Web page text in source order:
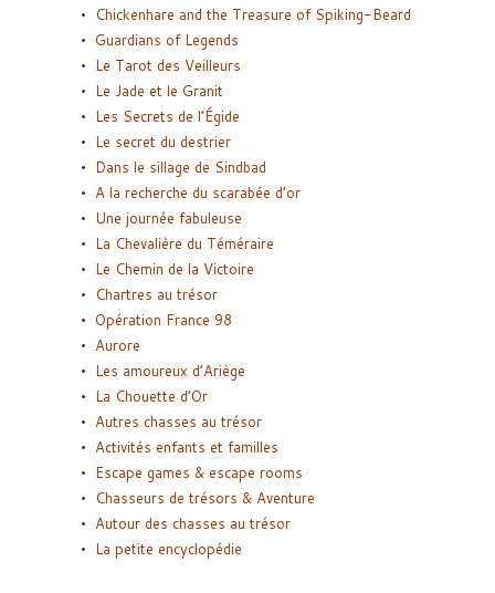
Chickenhare and the Treasure of Spiking-Beard
Guardians of Legends
Le Tarot des Veilleurs
Le Jade et le Granit
Les Secrets de l’Égide
Le secret du destrier
Dans le sillage de Sindbad
A la recherche du scarabée d’or
Une journée fabuleuse
La Chevalière du Téméraire
Le Chemin de la Victoire
Chartres au trésor
Opération France 98
Aurore
Les amoureux d’Ariège
La Chouette d’Or
Autres chasses au trésor
Activités enfants et familles
Escape games & escape rooms
Chasseurs de trésors & Aventure
Autour des chasses au trésor
La petite encyclopédie